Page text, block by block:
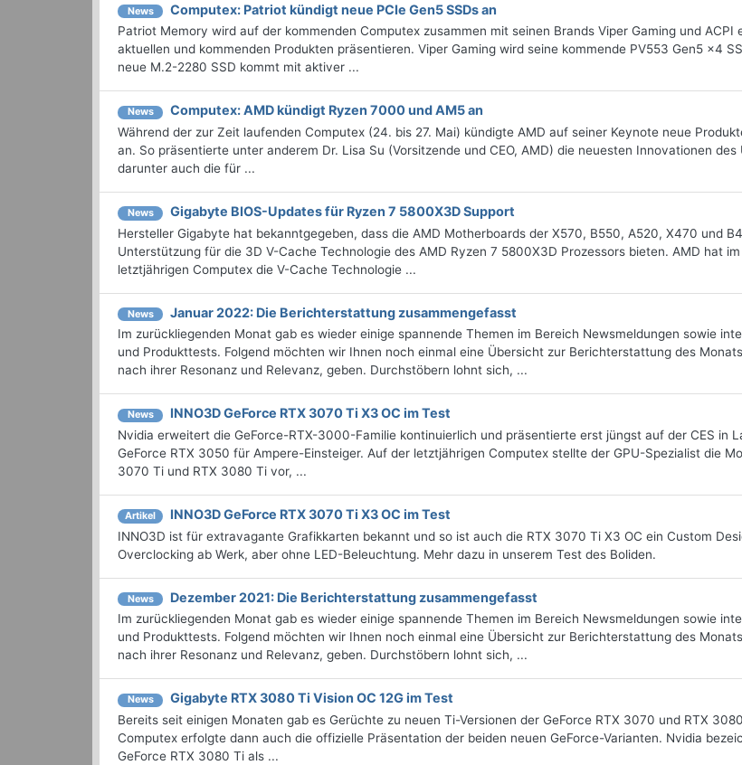
News Computex: Patriot kündigt neue PCIe Gen5 SSDs an
Patriot Memory wird auf der kommenden Computex zusammen mit seinen Brands Viper Gaming und ACPI
aktuellen und kommenden Produkten präsentieren. Viper Gaming wird seine kommende PV553 Gen5 x4
neue M.2-2280 SSD kommt mit aktiver ...
News Computex: AMD kündigt Ryzen 7000 und AM5 an
Während der zur Zeit laufenden Computex (24. bis 27. Mai) kündigte AMD auf seiner Keynote neue
an. So präsentierte unter anderem Dr. Lisa Su (Vorsitzende und CEO, AMD) die neuesten Innovationen des
darunter auch die für ...
News Gigabyte BIOS-Updates für Ryzen 7 5800X3D Support
Hersteller Gigabyte hat bekanntgegeben, dass die AMD Motherboards der X570, B550, A520, X470 und
Unterstützung für die 3D V-Cache Technologie des AMD Ryzen 7 5800X3D Prozessors bieten. AMD hat
letztjährigen Computex die V-Cache Technologie ...
News Januar 2022: Die Bericht­erstattung zusammengefasst
Im zurückliegenden Monat gab es wieder einige spannende Themen im Bereich Newsmeldungen sowie
und Produkttests. Folgend möchten wir Ihnen noch einmal eine Übersicht zur Berichterstattung des
nach ihrer Resonanz und Relevanz, geben. Durchstöbern lohnt sich, ...
News INNO3D GeForce RTX 3070 Ti X3 OC im Test
Nvidia erweitert die GeForce-RTX-3000-Familie kontinuierlich und präsentierte erst jüngst auf der CES in
GeForce RTX 3050 für Ampere-Einsteiger. Auf der letztjährigen Computex stellte der GPU-Spezialist die
3070 Ti und RTX 3080 Ti vor, ...
Artikel INNO3D GeForce RTX 3070 Ti X3 OC im Test
INNO3D ist für extravagante Grafikkarten bekannt und so ist auch die RTX 3070 Ti X3 OC ein Custom
Overclocking ab Werk, aber ohne LED-Beleuchtung. Mehr dazu in unserem Test des Boliden.
News Dezember 2021: Die Bericht­erstattung zusammengefasst
Im zurückliegenden Monat gab es wieder einige spannende Themen im Bereich Newsmeldungen sowie
und Produkttests. Folgend möchten wir Ihnen noch einmal eine Übersicht zur Berichterstattung des
nach ihrer Resonanz und Relevanz, geben. Durchstöbern lohnt sich, ...
News Gigabyte RTX 3080 Ti Vision OC 12G im Test
Bereits seit einigen Monaten gab es Gerüchte zu neuen Ti-Versionen der GeForce RTX 3070 und RTX
Computex erfolgte dann auch die offizielle Präsentation der beiden neuen GeForce-Varianten. Nvidia
GeForce RTX 3080 Ti als ...